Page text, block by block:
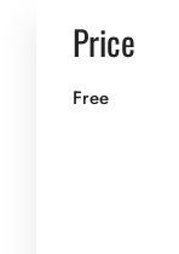
Price
Free